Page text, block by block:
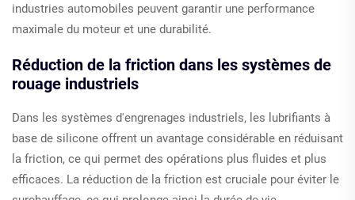
industries automobiles peuvent garantir une performance
maximale du moteur et une durabilité.
Réduction de la friction dans les systèmes de
rouage industriels
Dans les systèmes d'engrenages industriels, les lubrifiants à
base de silicone offrent un avantage considérable en réduisant
la friction, ce qui permet des opérations plus fluides et plus
efficaces. La réduction de la friction est cruciale pour éviter le